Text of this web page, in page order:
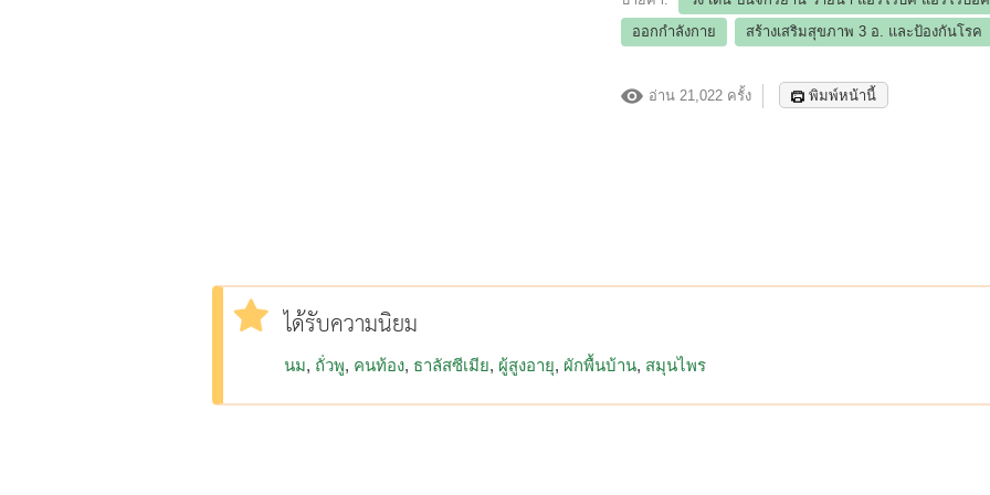
ออกกำลังกาย
สร้างเสริมสุขภาพ 3 อ.​ และป้องกันโรค
อ่าน 21,022 ครั้ง พิมพ์หน้านี้
ได้รับความนิยม
นม ถั่วพู คนท้อง ธาลัสซีเมีย ผู้สูงอายุ ผักพื้นบ้าน สมุนไพร